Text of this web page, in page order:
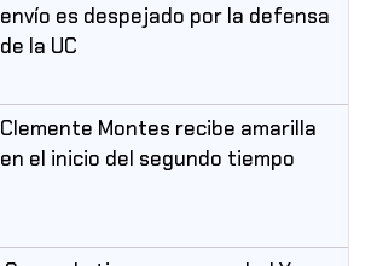
envío es despejado por la defensa
de la UC
Clemente Montes recibe amarilla
en el inicio del segundo tiempo